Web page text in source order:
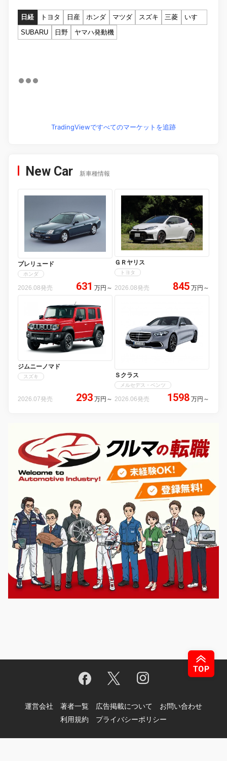
日経 トヨタ 日産 ホンダ マツダ スズキ 三菱
いすゞ
SUBARU
日野 ヤマハ発動機
TradingViewですべてのマーケットを追跡
New Car 新車種情報
プレリュード
ホンダ
2026.08発売 631 万円 ～
ＧＲヤリス
トヨタ
2026.08発売 845 万円 ～
ジムニーノマド
スズキ
2026.07発売 293 万円 ～
Ｓクラス
メルセデス・ベンツ
2026.06発売 1598 万円 ～
運営会社 著者一覧 広告掲載について
お問い合わせ
利用規約
プライバシーポリシー